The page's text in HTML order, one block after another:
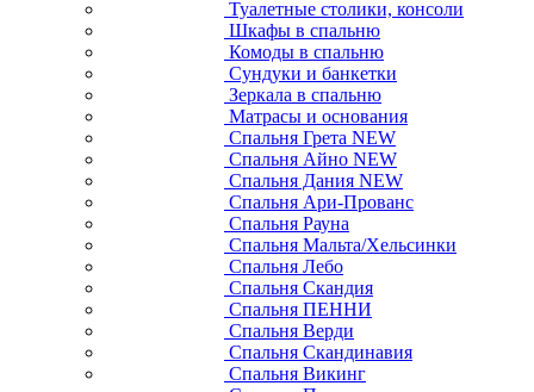
Туалетные столики, консоли
Шкафы в спальню
Комоды в спальню
Сундуки и банкетки
Зеркала в спальню
Матрасы и основания
Спальня Грета NEW
Спальня Айно NEW
Спальня Дания NEW
Спальня Ари-Прованс
Спальня Рауна
Спальня Мальта/Хельсинки
Спальня Лебо
Спальня Скандия
Спальня ПЕННИ
Спальня Верди
Спальня Скандинавия
Спальня Викинг